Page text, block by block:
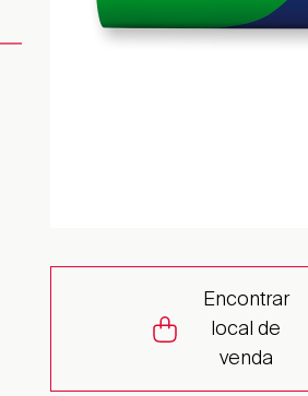
Encontrar
local de
venda